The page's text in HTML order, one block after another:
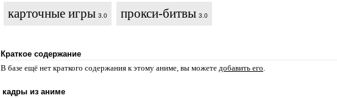
карточные игры 3.0 прокси-битвы 3.0
Краткое содержание
В базе ещё нет краткого содержания к этому аниме, вы можете добавить его.
кадры из аниме